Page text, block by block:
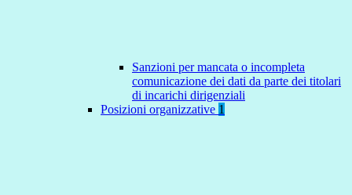
Sanzioni per mancata o incompleta
comunicazione dei dati da parte dei titolari
di incarichi dirigenziali
Posizioni organizzative 1